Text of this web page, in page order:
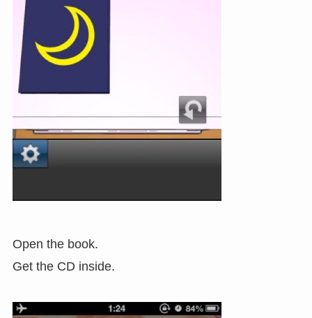
Open the book.
Get the CD inside.